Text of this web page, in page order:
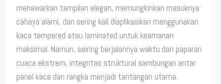
menawarkan tampilan elegan, memungkinkan masuknya
cahaya alami, dan sering kali diaplikasikan menggunakan
kaca tempered atau laminated untuk keamanan
maksimal. Namun, seiring berjalannya waktu dan paparan
cuaca ekstrem, integritas struktural sambungan antar
panel kaca dan rangka menjadi tantangan utama.